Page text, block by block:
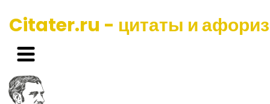
Citater.ru - цитаты и